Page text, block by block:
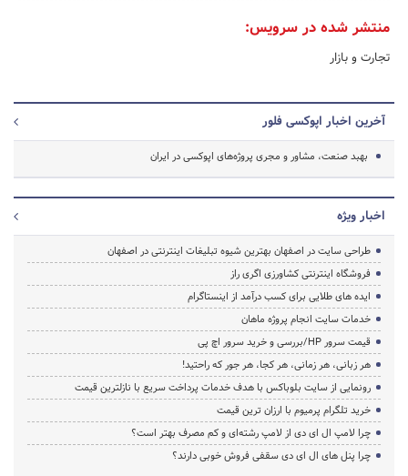
منتشر شده در سرویس:
تجارت و بازار
آخرین اخبار اپوکسی فلور
بهبد صنعت، مشاور و مجری پروژه‌های اپوکسی در ایران
اخبار ویژه
طراحی سایت در اصفهان بهترین شیوه تبلیغات اینترنتی در اصفهان
فروشگاه اینترنتی کشاورزی اگری راز
ایده های طلایی برای کسب درآمد از اینستاگرام
خدمات سایت انجام پروژه ماهان
قیمت سرور HP/بررسی و خرید سرور اچ پی
هر زبانی، هر زمانی، هر کجا، هر جور که راحتید!
رونمایی از سایت بلوباکس با هدف خدمات پرداخت سریع با نازلترین قیمت
خرید تلگرام پرمیوم با ارزان ترین قیمت
چرا لامپ ال ای دی از لامپ رشته‌ای و کم مصرف بهتر است؟
چرا پنل های ال ای دی سقفی فروش خوبی دارند؟